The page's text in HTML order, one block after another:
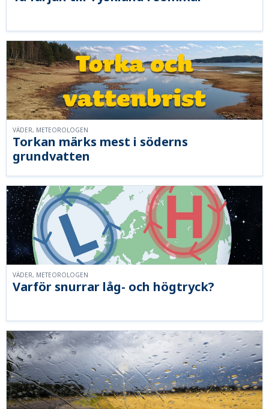
Torkan märks mest i söderns
grundvatten
VÄDER, METEOROLOGEN
Varför snurrar låg- och högtryck?
VÄDER, METEOROLOGEN